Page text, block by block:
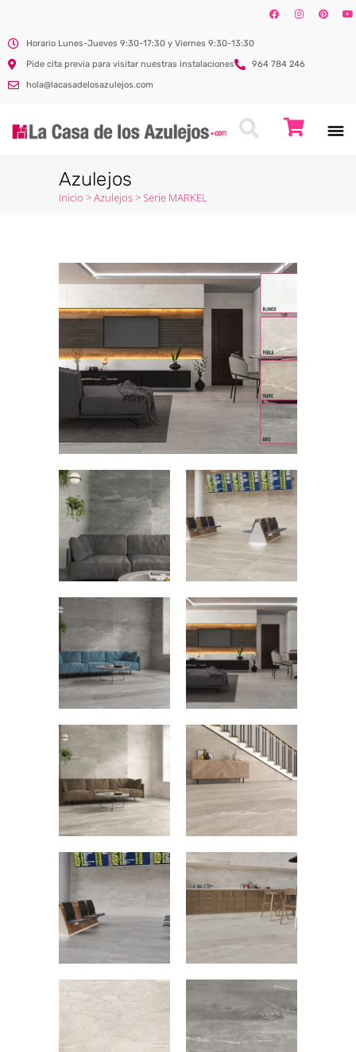
Horario Lunes-Jueves 9:30-17:30 y Viernes 9:30-13:30
Pide cita previa para visitar nuestras instalaciones
964 784 246
hola@lacasadelosazulejos.com
Azulejos
Inicio >Azulejos>Serie MARKEL